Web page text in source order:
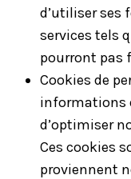
d’utiliser ses
services tels
pourront pas
Cookies de
informations
d’optimiser
Ces cookies
proviennent